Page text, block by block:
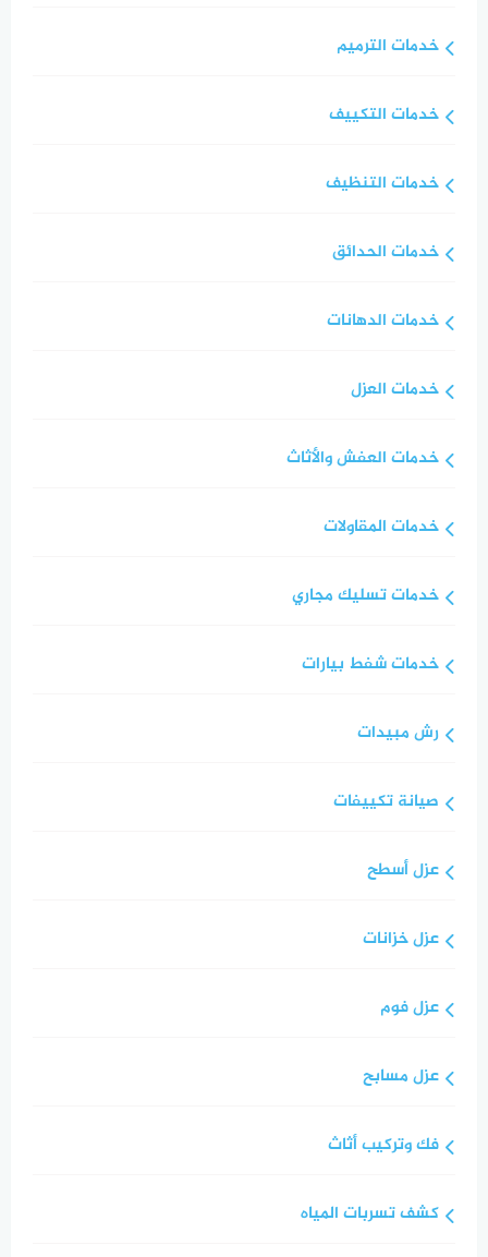
خدمات الترميم
خدمات التكييف
خدمات التنظيف
خدمات الحدائق
خدمات الدهانات
خدمات العزل
خدمات العفش والأثاث
خدمات المقاولات
خدمات تسليك مجاري
خدمات شفط بيارات
رش مبيدات
صيانة تكييفات
عزل أسطح
عزل خزانات
عزل فوم
عزل مسابح
فك وتركيب أثاث
كشف تسربات المياه